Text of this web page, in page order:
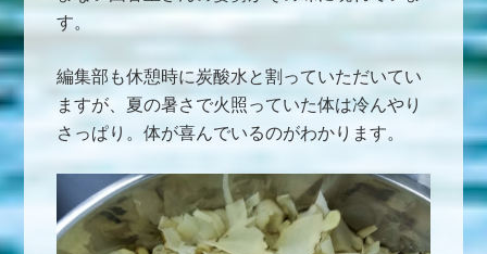
す。
編集部も休憩時に炭酸水と割っていただいてい
ますが、夏の暑さで火照っていた体は冷んやり
さっぱり。体が喜んでいるのがわかります。